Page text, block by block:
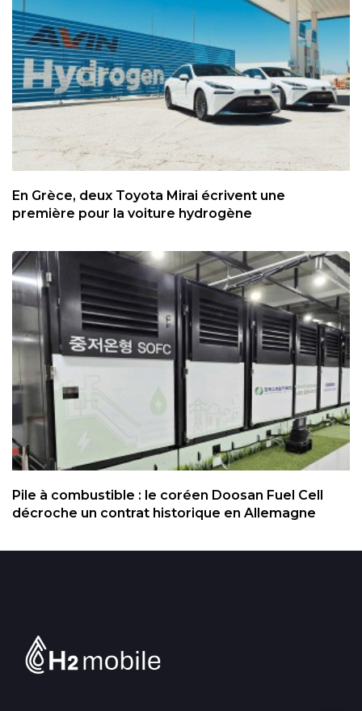
En Grèce, deux Toyota Mirai écrivent une
première pour la voiture hydrogène
Pile à combustible : le coréen Doosan Fuel Cell
décroche un contrat historique en Allemagne